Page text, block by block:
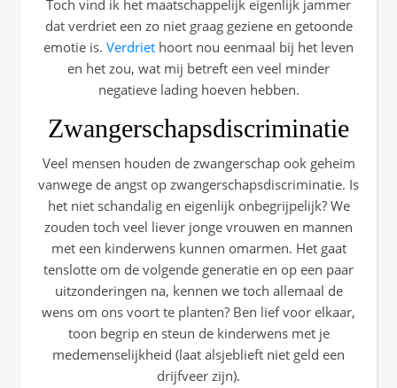
Toch vind ik het maatschappelijk eigenlijk jammer
dat verdriet een zo niet graag geziene en getoonde
emotie is. Verdriet hoort nou eenmaal bij het leven
en het zou, wat mij betreft een veel minder
negatieve lading hoeven hebben.
Zwangerschapsdiscriminatie
Veel mensen houden de zwangerschap ook geheim
vanwege de angst op zwangerschapsdiscriminatie. Is
het niet schandalig en eigenlijk onbegrijpelijk? We
zouden toch veel liever jonge vrouwen en mannen
met een kinderwens kunnen omarmen. Het gaat
tenslotte om de volgende generatie en op een paar
uitzonderingen na, kennen we toch allemaal de
wens om ons voort te planten? Ben lief voor elkaar,
toon begrip en steun de kinderwens met je
medemenselijkheid (laat alsjeblieft niet geld een
drijfveer zijn).